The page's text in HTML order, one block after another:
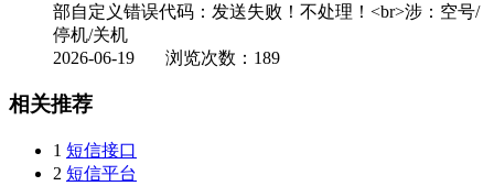
部自定义错误代码：发送失败！不处理！<br>涉：空号/
停机/关机
2026-06-19 浏览次数：189
相关推荐
1 短信接口
2 短信平台